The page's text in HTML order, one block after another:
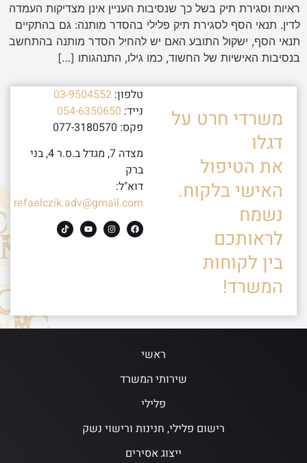
ראיות וסגירת תיק בשל כך שנסיבות העניין אינן מצדיקות העמדה
לדין. תנאי הסף לסגירת תיק פלילי בהסדר מותנה: גם בהתקיים
תנאי הסף, ישקול התובע האם יש להחיל הסדר מותנה בהתחשב
בנסיבות האישיות של החשוד, כמו גילו, התנהגותו […]
משרדי חרט על
דגלו
את הטיפול
האישי בלקוח.
נשמח
לראותכם
בין לקוחות
המשרד!
טלפון: 03-9504552
נייד: 054-6350650
פקס: 077-3180570
מצדה 7, מגדל ב.ס.ר 4, בני
ברק
דוא"ל:
refaelczik.adv@gmail.com
ראשי
שירותי המשרד
פלילי
רישום פלילי, חנינות ורישוי נשק
ייצוג אסירים